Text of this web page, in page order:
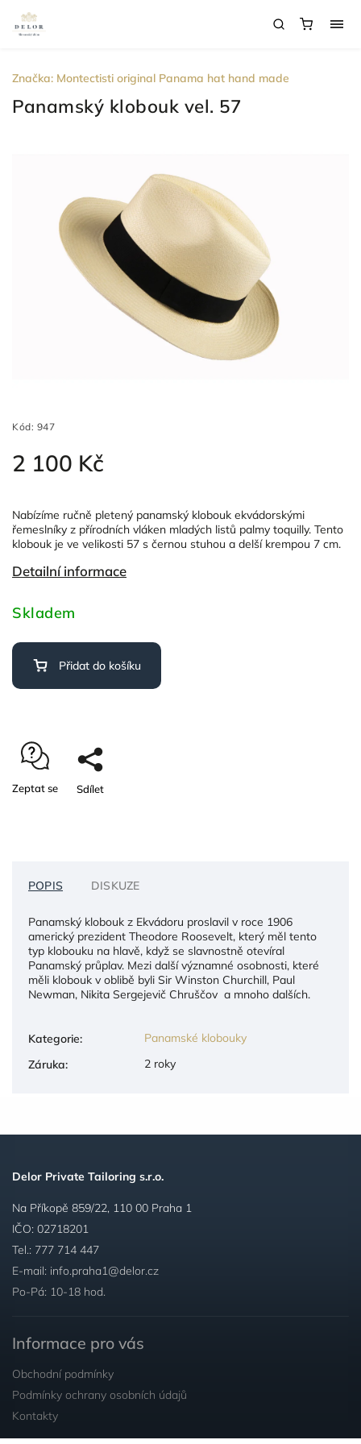
Panamský klobouk vel. 57
Kód: 947
2 100 Kč
Nabízíme ručně pletený panamský klobouk ekvádorskými
řemeslníky z přírodních vláken mladých listů palmy toquilly. Tento
klobouk je ve velikosti 57 s černou stuhou a delší krempou 7 cm.
Detailní informace
Značka: Montectisti original Panama hat hand made
Skladem
Přidat do košíku
Zeptat se Sdílet
POPIS DISKUZE
Panamský klobouk z Ekvádoru proslavil v roce 1906
americký prezident Theodore Roosevelt, který měl tento
typ klobouku na hlavě, když se slavnostně otevíral
Panamský průplav. Mezi další významné osobnosti, které
měli klobouk v oblibě byli Sir Winston Churchill, Paul
Newman, Nikita Sergejevič Chruščov a mnoho dalších.
Kategorie:
Panamské klobouky
Záruka: 2 roky
Delor Private Tailoring s.r.o.
Na Příkopě 859/22, 110 00 Praha 1
IČO: 02718201
Tel.: 777 714 447
E-mail: info.praha1@delor.cz
Po-Pá: 10-18 hod.
Informace pro vás
Obchodní podmínky
Podmínky ochrany osobních údajů
Kontakty